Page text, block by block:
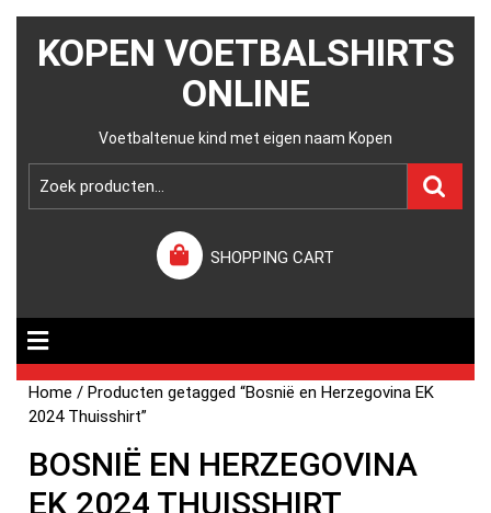
KOPEN VOETBALSHIRTS
ONLINE
Voetbaltenue kind met eigen naam Kopen
SHOPPING CART
Home / Producten getagged “Bosnië en Herzegovina EK
2024 Thuisshirt”
BOSNIË EN HERZEGOVINA
EK 2024 THUISSHIRT